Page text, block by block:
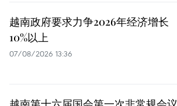
越南政府要求力争2026年经济增长
10%以上
07/08/2026 13:36